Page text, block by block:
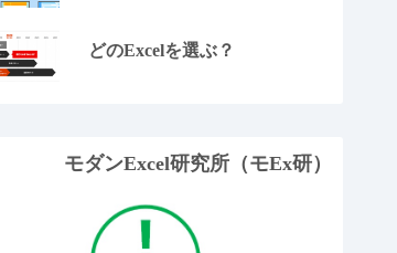
どのExcelを選ぶ？
モダンExcel研究所（モEx研）